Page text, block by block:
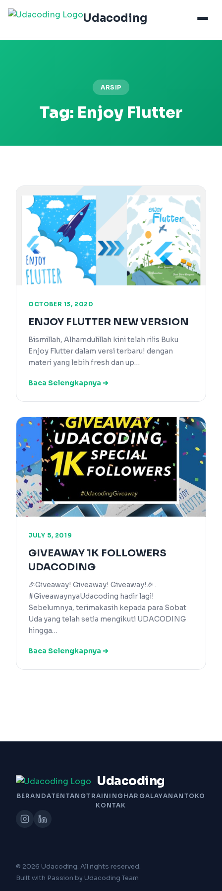
Udacoding
ARSIP
Tag: Enjoy Flutter
OCTOBER 13, 2020
ENJOY FLUTTER NEW VERSION
Bismillah, Alhamdulillah kini telah rilis Buku
Enjoy Flutter dalam versi terbaru! dengan
materi yang lebih fresh dan up…
Baca Selengkapnya ➔
JULY 5, 2019
GIVEAWAY 1K FOLLOWERS
UDACODING
🎉Giveaway! Giveaway! Giveaway!🎉 .
#GiveawaynyaUdacoding hadir lagi!
Sebelumnya, terimakasih kepada para Sobat
Uda yang telah setia mengikuti UDACODING
hingga…
Baca Selengkapnya ➔
Udacoding
BERANDATENTANGTRAININGHARGALAYANAN TOKO
KONTAK
© 2026 Udacoding. All rights reserved.
Built with Passion by Udacoding Team